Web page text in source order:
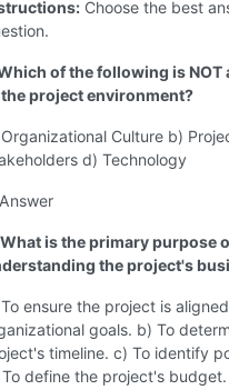
Choose the best
of the following is NOT
project environment?
Culture b)
d) Technology
Answer
is the primary purpose
the project's
ensure the project is
goals. b) To
timeline. c) To identify
define the project's budget.